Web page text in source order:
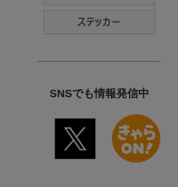
SNSでも情報発信中